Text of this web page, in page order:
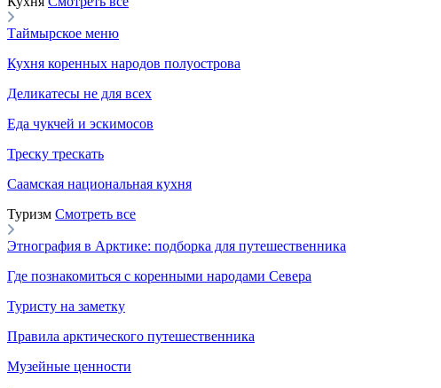
Таймырское меню
Кухня коренных народов полуострова
Деликатесы не для всех
Еда чукчей и эскимосов
Треску трескать
Саамская национальная кухня
Туризм Смотреть все
Этнография в Арктике: подборка для путешественника
Где познакомиться с коренными народами Севера
Туристу на заметку
Правила арктического путешественника
Музейные ценности